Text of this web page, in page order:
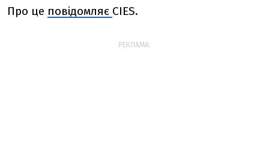
Про це повідомляє CIES.
РЕКЛАМА: